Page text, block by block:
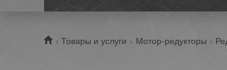
Товары и услуги Мотор-редукторы